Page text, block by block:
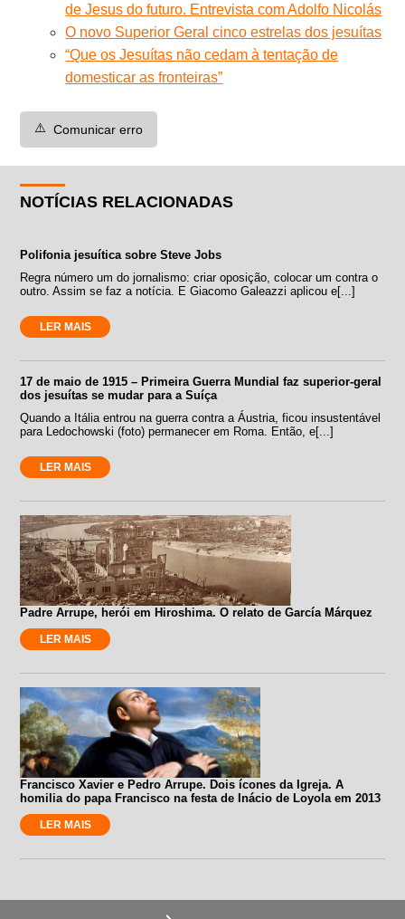
de Jesus do futuro. Entrevista com Adolfo Nicolás
O novo Superior Geral cinco estrelas dos jesuítas
“Que os Jesuítas não cedam à tentação de
domesticar as fronteiras”
⚠️ Comunicar erro
NOTÍCIAS RELACIONADAS
Polifonia jesuítica sobre Steve Jobs
Regra número um do jornalismo: criar oposição, colocar um contra o
outro. Assim se faz a notícia. E Giacomo Galeazzi aplicou e[...]
LER MAIS
17 de maio de 1915 – Primeira Guerra Mundial faz superior-geral
dos jesuítas se mudar para a Suíça
Quando a Itália entrou na guerra contra a Áustria, ficou insustentável
para Ledochowski (foto) permanecer em Roma. Então, e[...]
LER MAIS
Padre Arrupe, herói em Hiroshima. O relato de García Márquez
LER MAIS
Francisco Xavier e Pedro Arrupe. Dois ícones da Igreja. A
homilia do papa Francisco na festa de Inácio de Loyola em 2013
LER MAIS